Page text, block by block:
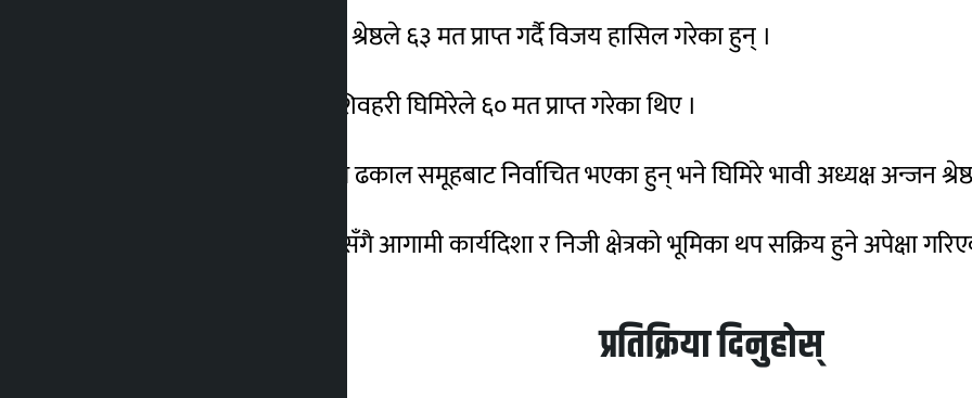
महासंघमा सम्पन्न निर्वाचनमा श्रेष्ठले ६३ मत प्राप्त गर्दै विजय हासिल गरेका हुन् ।
उनका निकटतम प्रतिस्पर्धी शिवहरी घिमिरेले ६० मत प्राप्त गरेका थिए ।
श्रेष्ठ वर्तमान उपाध्यक्ष हेमराज ढकाल समूहबाट निर्वाचित भएका हुन् भने घिमिरे भावी अध्यक्ष अन्जन
महासंघको नयाँ नेतृत्व चयनसँगै आगामी कार्यदिशा र निजी क्षेत्रको भूमिका थप सक्रिय हुने अपेक्षा
प्रतिक्रिया दिनुहोस्